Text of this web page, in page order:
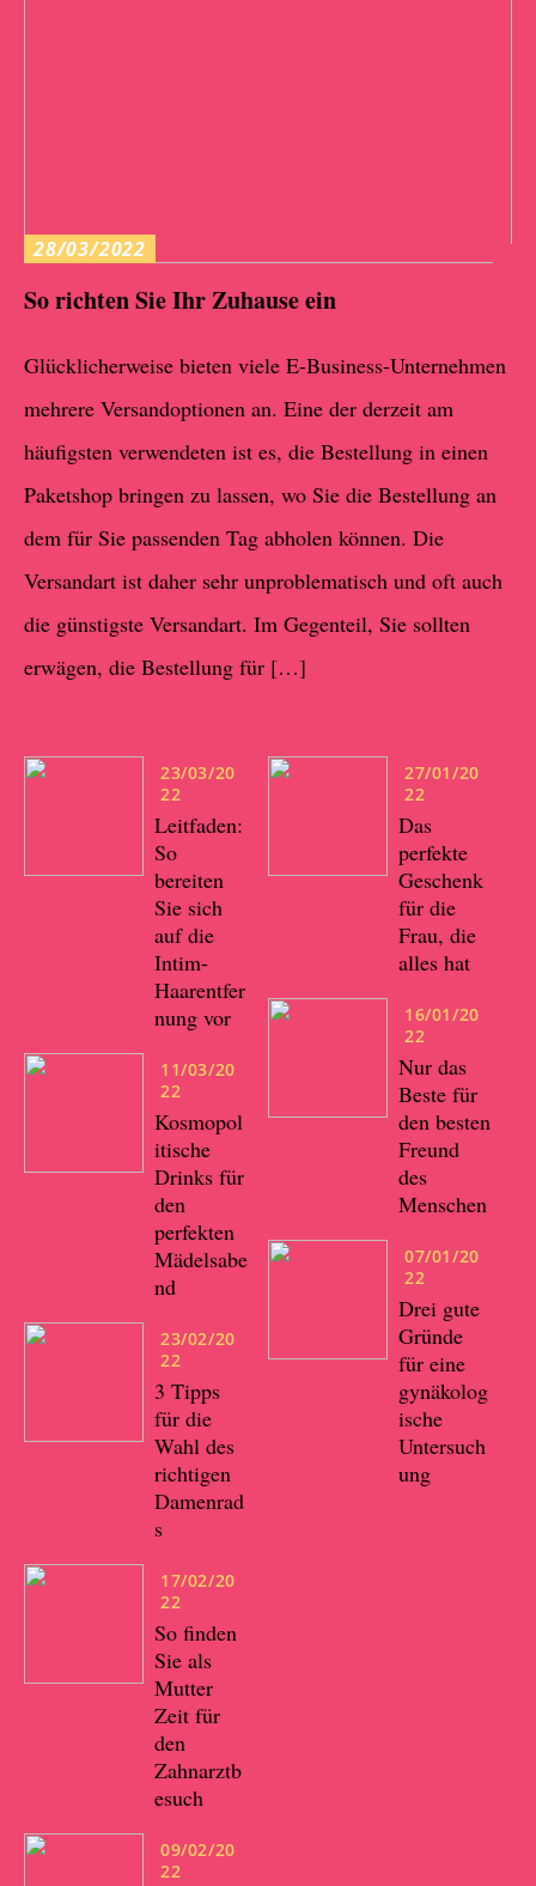
28/03/2022
So richten Sie Ihr Zuhause ein
Glücklicherweise bieten viele E-Business-Unternehmen
mehrere Versandoptionen an. Eine der derzeit am
häufigsten verwendeten ist es, die Bestellung in einen
Paketshop bringen zu lassen, wo Sie die Bestellung an
dem für Sie passenden Tag abholen können. Die
Versandart ist daher sehr unproblematisch und oft auch
die günstigste Versandart. Im Gegenteil, Sie sollten
erwägen, die Bestellung für […]
23/03/20
22
Leitfaden:
So
bereiten
Sie sich
auf die
Intim-
Haarentfer
nung vor
11/03/20
22
Kosmopol
itische
Drinks für
den
perfekten
Mädelsabe
nd
23/02/20
22
3 Tipps
für die
Wahl des
richtigen
Damenrad
s
17/02/20
22
So finden
Sie als
Mutter
Zeit für
den
Zahnarztb
esuch
09/02/20
22
27/01/20
22
Das
perfekte
Geschenk
für die
Frau, die
alles hat
16/01/20
22
Nur das
Beste für
den besten
Freund
des
Menschen
07/01/20
22
Drei gute
Gründe
für eine
gynäkolog
ische
Untersuch
ung